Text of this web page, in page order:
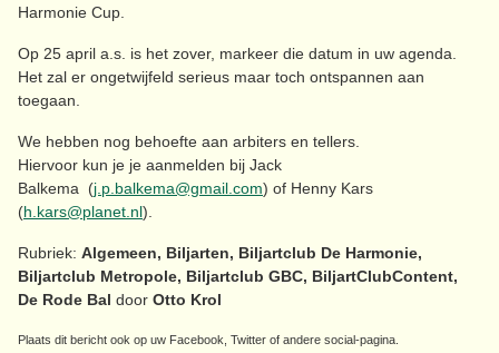
Harmonie Cup.
Op 25 april a.s. is het zover, markeer die datum in uw agenda.
Het zal er ongetwijfeld serieus maar toch ontspannen aan
toegaan.
We hebben nog behoefte aan arbiters en tellers.
Hiervoor kun je je aanmelden bij Jack
Balkema (j.p.balkema@gmail.com) of Henny Kars
(h.kars@planet.nl).
Rubriek: Algemeen, Biljarten, Biljartclub De Harmonie,
Biljartclub Metropole, Biljartclub GBC, BiljartClubContent,
De Rode Bal door Otto Krol
Plaats dit bericht ook op uw Facebook, Twitter of andere social-pagina.